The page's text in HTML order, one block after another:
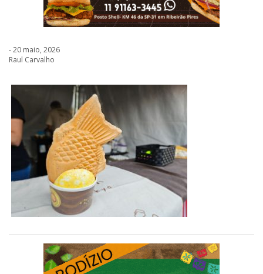
- 20 maio, 2026
Raul Carvalho